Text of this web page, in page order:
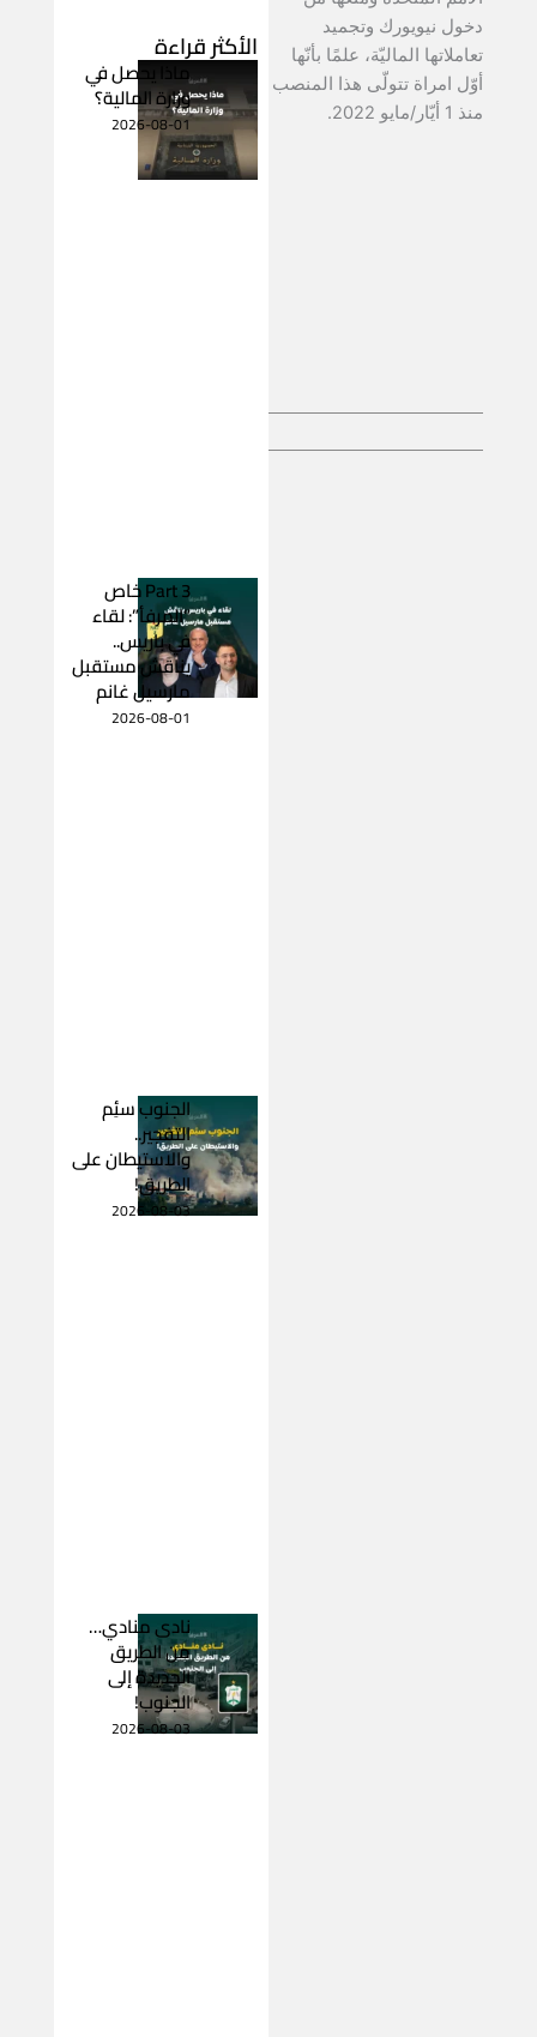
دخول نيويورك وتجميد
تعاملاتها الماليّة، علمًا بأنّها
أوّل امراة تتولّى هذا المنصب
منذ 1 أيّار/مايو 2022.
الأكثر قراءة
ماذا يحصل في
وزارة المالية؟
2026-08-01
Part 3 خاص
“المرفأ”: لقاء
في باريس..
يناقش مستقبل
مارسيل غانم
2026-08-01
الجنوب سئِم
التفجير..
والاستيطان على
الطريق!
2026-08-03
نادى منادي…
من الطريق
الجديدة إلى
الجنوب!
2026-08-03